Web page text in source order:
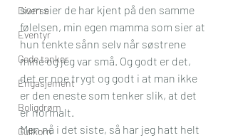
Diverse
Eventyr
Gode tanker
Engasjement
Boligdrøm
Gullkorn
som sier de har kjent på den samme
følelsen, min egen mamma som sier at
hun tenkte sånn selv når søstrene
mine og jeg var små. Og godt er det,
det er noe trygt og godt i at man ikke
er den eneste som tenker slik, at det
er normalt.
Men nå i det siste, så har jeg hatt helt